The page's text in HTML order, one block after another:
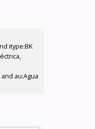
itype:BK
au:Agua